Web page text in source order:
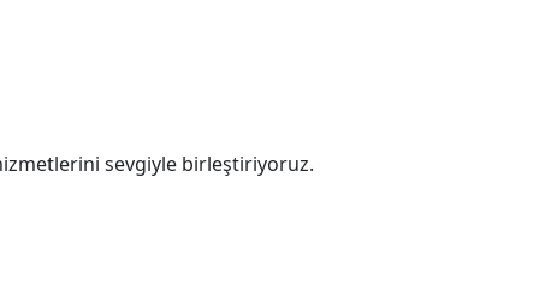
sevgiyle birleştiriyoruz.